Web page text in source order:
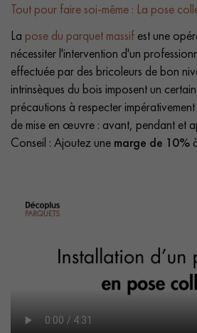
Tout pour faire soi-même : La pose
La pose du parquet massif est une
nécessiter l'intervention d'un
effectuée par des bricoleurs de bon
intrinsèques du bois imposent un
précautions à respecter
de mise en œuvre : avant, pendant et
Conseil : Ajoutez une marge de 10%